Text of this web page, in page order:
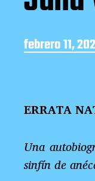
F
e
d
a
e
febrero 11,
ERRATA
Una
sinfín de